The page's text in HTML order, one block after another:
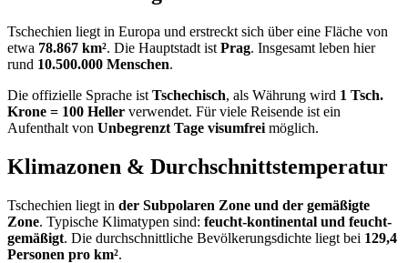
Tschechien liegt in Europa und erstreckt sich über eine Fläche von
etwa 78.867 km². Die Hauptstadt ist Prag. Insgesamt leben hier
rund 10.500.000 Menschen.
Die offizielle Sprache ist Tschechisch, als Währung wird 1 Tsch.
Krone = 100 Heller verwendet. Für viele Reisende ist ein
Aufenthalt von Unbegrenzt Tage visumfrei möglich.
Klimazonen & Durchschnittstemperatur
Tschechien liegt in der Subpolaren Zone und der gemäßigte
Zone. Typische Klimatypen sind: feucht-kontinental und feucht-
gemäßigt. Die durchschnittliche Bevölkerungsdichte liegt bei 129,4
Personen pro km².